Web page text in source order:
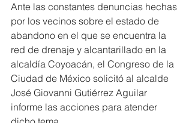
Ante las constantes denuncias hechas
por los vecinos sobre el estado de
abandono en el que se encuentra la
red de drenaje y alcantarillado en la
alcaldía Coyoacán, el Congreso de la
Ciudad de México solicitó al alcalde
José Giovanni Gutiérrez Aguilar
informe las acciones para atender